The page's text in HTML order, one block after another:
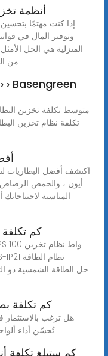
أنظمة
وتوفير المال في
المنزلية هي الحل
من
متوسط تكلفة تخزين
اكتشف أفضل البطاريات
أيون ، والحمض الرصاص
كم
كم تكلفة
هل ترغب
تُحسّن أداء ألواحك الشمسية وتوفر لك المال في عام ٢٠٢٣.
كم ستبلغ تكلفة